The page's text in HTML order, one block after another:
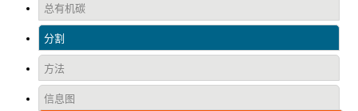
总有机碳
分割
方法
信息图